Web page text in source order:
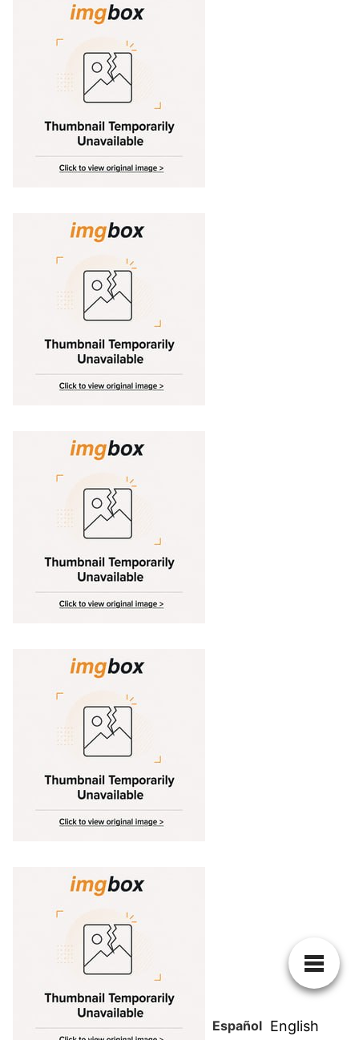
Español English